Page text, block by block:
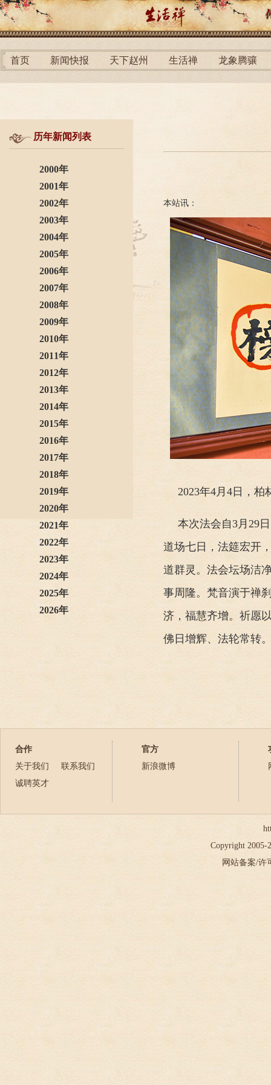
首页 新闻快报 天下赵州 生活禅 龙象腾骧
历年新闻列表
2000年
2001年
2002年
2003年
2004年
2005年
2006年
2007年
2008年
2009年
2010年
2011年
2012年
2013年
2014年
2015年
2016年
2017年
2018年
2019年
2020年
2021年
2022年
2023年
2024年
2025年
2026年
本站讯：
2023年4月4日，
本次法会自3月29
道场七日，法筵宏开
道群灵。法会坛场洁
事周隆。梵音演于禅
济，福慧齐增。祈愿
佛日增辉、法轮常转
合作
关于我们
联系我们
诚聘英才
官方
新浪微博
Copyright 2005-
网站备案/许